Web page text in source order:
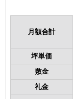
月額合計
坪単価
敷金
礼金